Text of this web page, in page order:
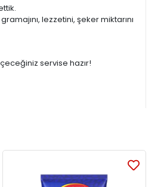
lezzetini, şeker miktarını
servise hazır!